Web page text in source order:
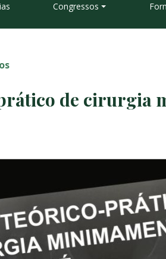
Congressos
de cirurgia